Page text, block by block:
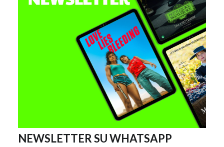
NEWSLETTER SU WHATSAPP